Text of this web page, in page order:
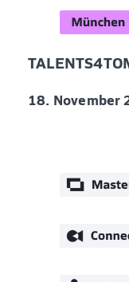
18. November